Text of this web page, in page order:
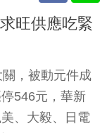
旺供應吃緊
，被動元件成
546元，華新
、大毅、日電